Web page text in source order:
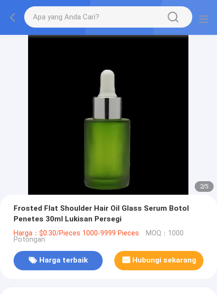
2/5
Frosted Flat Shoulder Hair Oil Glass Serum Botol
Penetes 30ml Lukisan Persegi
Harga：$0.30/Pieces 1000-9999 Pieces MOQ：1000
Potongan
Harga terbaik Hubungi sekarang